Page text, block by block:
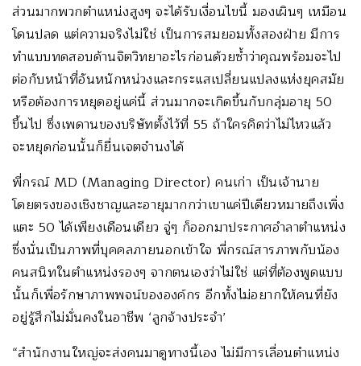
ส่วนมากพวกตำแหน่งสูงๆ จะได้รับเงื่อนไขนี้ มองเผินๆ เหมือน
โดนปลด แต่ความจริงไม่ใช่ เป็นการสมยอมทั้งสองฝ่าย มีการ
ทำแบบทดสอบด้านจิตวิทยาอะไรก่อนด้วยซ้ำว่าคุณพร้อมจะไป
ต่อกับหน้าที่อันหนักหน่วงและกระแสเปลี่ยนแปลงแห่งยุคสมัย
หรือต้องการหยุดอยู่แค่นี้ ส่วนมากจะเกิดขึ้นกับกลุ่มอายุ 50
ขึ้นไป ซึ่งเพดานของบริษัทตั้งไว้ที่ 55 ถ้าใครคิดว่าไม่ไหวแล้ว
จะหยุดก่อนนั้นก็ยื่นเจตจำนงได้
พี่กรณ์ MD (Managing Director) คนเก่า เป็นเจ้านาย
โดยตรงของเชิงชาญและอายุมากกว่าเขาแค่ปีเดียวหมายถึงเพิ่ง
แตะ 50 ได้เพียงเดือนเดียว จู่ๆ ก็ออกมาประกาศอำลาตำแหน่ง
ซึ่งนั่นเป็นภาพที่บุคคลภายนอกเข้าใจ พี่กรณ์สารภาพกับน้อง
คนสนิทในตำแหน่งรองๆ จากตนเองว่าไม่ใช่ แต่ที่ต้องพูดแบบ
นั้นก็เพื่อรักษาภาพพจน์ขององค์กร อีกทั้งไม่อยากให้คนที่ยัง
อยู่รู้สึกไม่มั่นคงในอาชีพ ‘ลูกจ้างประจำ’
“สำนักงานใหญ่จะส่งคนมาดูทางนี้เอง ไม่มีการเลื่อนตำแหน่ง